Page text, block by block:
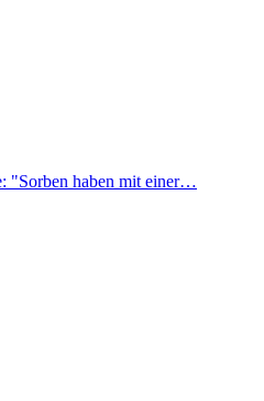
"Sorben haben mit einer…